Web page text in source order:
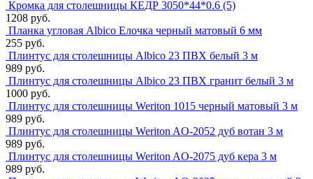
Кромка для столешницы КЕДР 3050*44*0.6 (5)
1208 руб.
Планка угловая Albico Елочка черный матовый 6 мм
255 руб.
Плинтус для столешницы Albico 23 ПВХ белый 3 м
989 руб.
Плинтус для столешницы Albico 23 ПВХ гранит белый 3 м
1000 руб.
Плинтус для столешницы Weriton 1015 черный матовый 3 м
989 руб.
Плинтус для столешницы Weriton AO-2052 дуб вотан 3 м
989 руб.
Плинтус для столешницы Weriton AO-2075 дуб кера 3 м
989 руб.